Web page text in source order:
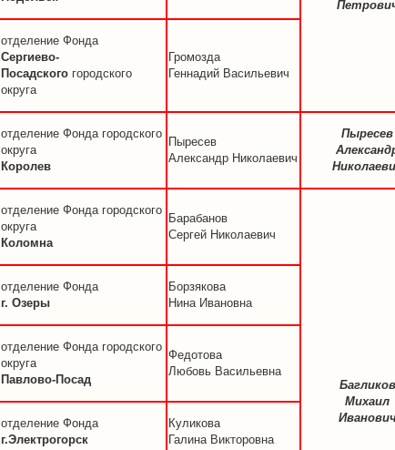
отделение Фонда
Сергиево-
Посадского городского
округа
Громозда
Геннадий Васильевич
отделение Фонда городского
округа
Королев
Пыресев
Александр Николаевич
Пыресев
отделение Фонда городского
округа
Коломна
Барабанов
Сергей Николаевич
Багликов
Михаил
отделение Фонда
г. Озеры
Борзякова
Нина Ивановна
отделение Фонда городского
округа
Павлово-Посад
Федотова
Любовь Васильевна
отделение Фонда
г.Электрогорск
Куликова
Галина Викторовна